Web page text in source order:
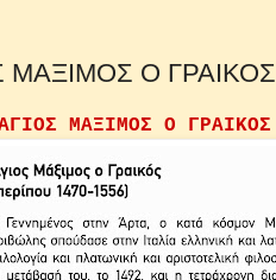
ΜΑΞΙΜΟΣ Ο ΓΡΑΙΚΟΣ
ΜΑΞΙΜΟΣ Ο ΓΡΑΙΚΟΣ